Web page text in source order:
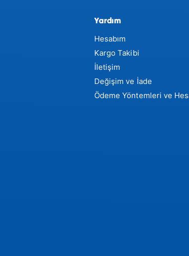
Yardım
Hesabım
Kargo Takibi
İletişim
Değişim ve İade
Ödeme Yöntemleri ve